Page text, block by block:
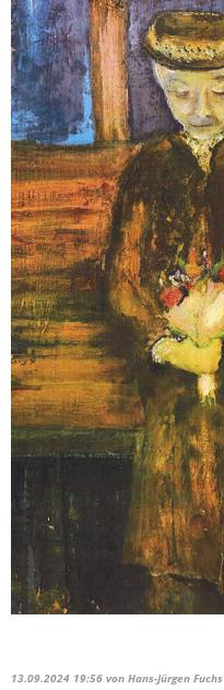
13.09.2024 19:56 von Hans-Jürgen Fuchs